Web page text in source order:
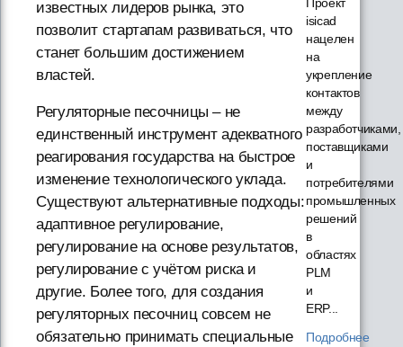
известных лидеров рынка, это
позволит стартапам развиваться, что
станет большим достижением
властей.
Регуляторные песочницы – не
единственный инструмент адекватного
реагирования государства на быстрое
изменение технологического уклада.
Существуют альтернативные подходы:
адаптивное регулирование,
регулирование на основе результатов,
регулирование с учётом риска и
другие. Более того, для создания
регуляторных песочниц совсем не
обязательно принимать специальные
isicad
нацелен
на
укрепление
контактов
между
разработчиками,
поставщиками
и
потребителями
промышленных
решений
в
областях
PLM
и
ERP...
Подробнее